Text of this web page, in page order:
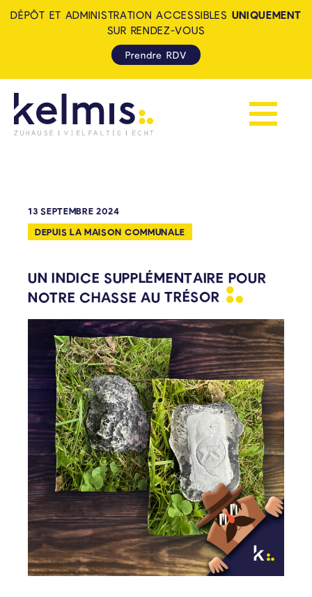
Afficher la
DÉPÔT ET ADMINISTRATION ACCESSIBLES UNIQUEMENT
SUR RENDEZ-VOUS
Prendre RDV
13 SEPTEMBRE 2024
DEPUIS LA MAISON COMMUNALE
UN INDICE SUPPLÉMENTAIRE POUR
NOTRE CHASSE AUTRÉSOR